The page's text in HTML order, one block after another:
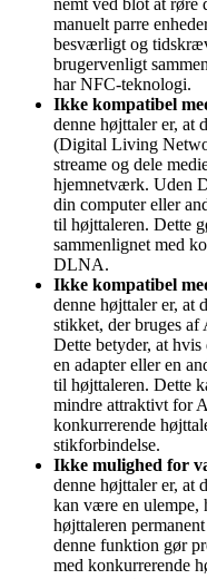
manuelt parre
besværligt og
brugervenligt
har NFC-teknologi.
Ikke kompatibel
denne højttaler er, at
(Digital Living
streame og dele
hjemnetværk. Uden
din computer eller
til højttaleren. Dette
sammenlignet med
DLNA.
Ikke kompatibel
denne højttaler er, at
stikket, der bruges af
Dette betyder, at
en adapter eller en
til højttaleren. Dette
mindre attraktivt for
konkurrerende
stikforbindelse.
Ikke mulighed for
denne højttaler er, at
kan være en ulempe,
højttaleren
denne funktion gør
med konkurrerende